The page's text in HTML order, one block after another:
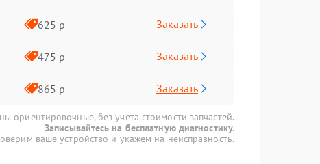
625 р Заказать
475 р Заказать
865 р Заказать
ориентировочные, без учета стоимости запчастей.
Записывайтесь на бесплатную диагностику.
ваше устройство и укажем на неисправность.